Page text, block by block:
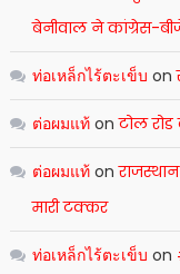
बेनीवाल ने कांग्रेस-
ท่อเหล็กไร้ตะเข็บ on
ต่อผมแท้onटोल रोड
ต่อผมแท้on
मारी टक्कर
ท่อเหล็กไร้ตะเข็บ on